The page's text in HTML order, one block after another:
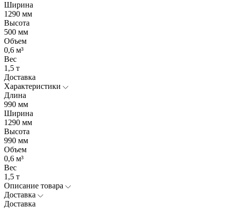
Ширина
1290 мм
Высота
500 мм
Объем
0,6 м³
Вес
1,5 т
Доставка
Характеристики
Длина
990 мм
Ширина
1290 мм
Высота
990 мм
Объем
0,6 м³
Вес
1,5 т
Описание товара
Доставка
Доставка